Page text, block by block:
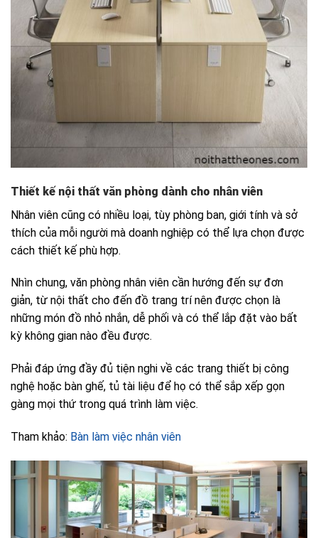
Thiết kế nội thất văn phòng dành cho nhân viên
Nhân viên cũng có nhiều loại, tùy phòng ban, giới tính và sở
thích của mỗi người mà doanh nghiệp có thể lựa chọn được
cách thiết kế phù hợp.
Nhìn chung, văn phòng nhân viên cần hướng đến sự đơn
giản, từ nội thất cho đến đồ trang trí nên được chọn là
những món đồ nhỏ nhắn, dễ phối và có thể lắp đặt vào bất
kỳ không gian nào đều được.
Phải đáp ứng đầy đủ tiện nghi về các trang thiết bị công
nghệ hoặc bàn ghế, tủ tài liệu để họ có thể sắp xếp gọn
gàng mọi thứ trong quá trình làm việc.
Tham khảo: Bàn làm việc nhân viên